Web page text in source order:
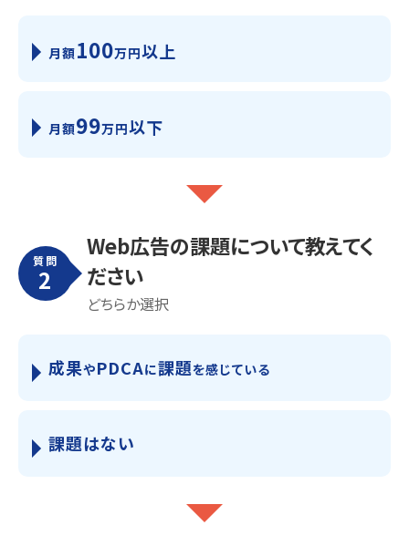
月額100万円以上
月額99万円以下
質問
2
Web広告の課題について教えてく
ださい
どちらか選択
成果やPDCAに課題を感じている
課題はない